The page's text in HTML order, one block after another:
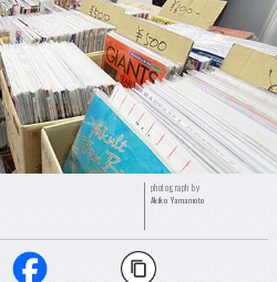
photograph by
Akiko Yamamoto